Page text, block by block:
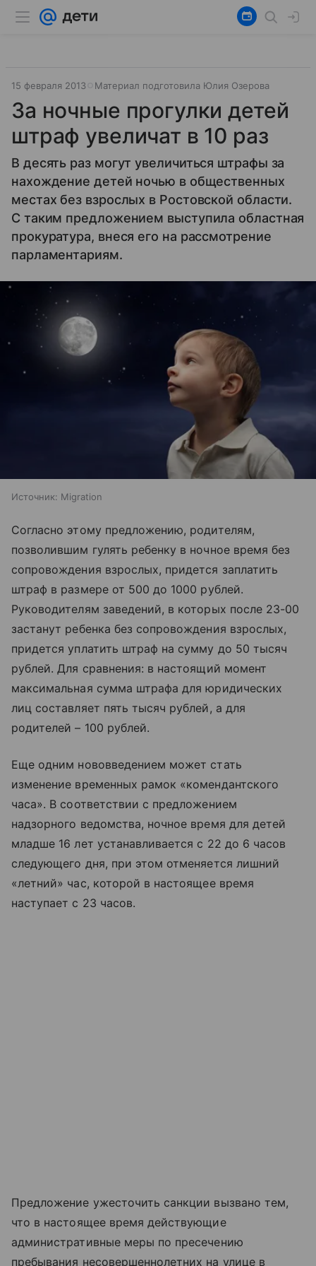
15 февраля 2013 Материал подготовила Юлия Озерова
За ночные прогулки детей
штраф увеличат в 10 раз
В десять раз могут увеличиться штрафы за
нахождение детей ночью в общественных
местах без взрослых в Ростовской области.
С таким предложением выступила областная
прокуратура, внеся его на рассмотрение
парламентариям.
Источник: Migration
Согласно этому предложению, родителям,
позволившим гулять ребенку в ночное время без
сопровождения взрослых, придется заплатить
штраф в размере от 500 до 1000 рублей.
Руководителям заведений, в которых после 23-00
застанут ребенка без сопровождения взрослых,
придется уплатить штраф на сумму до 50 тысяч
рублей. Для сравнения: в настоящий момент
максимальная сумма штрафа для юридических
лиц составляет пять тысяч рублей, а для
родителей – 100 рублей.
Еще одним нововведением может стать
изменение временных рамок «комендантского
часа». В соответствии с предложением
надзорного ведомства, ночное время для детей
младше 16 лет устанавливается с 22 до 6 часов
следующего дня, при этом отменяется лишний
«летний» час, которой в настоящее время
наступает с 23 часов.
Предложение ужесточить санкции вызвано тем,
что в настоящее время действующие
административные меры по пресечению
пребывания несовершеннолетних на улице в